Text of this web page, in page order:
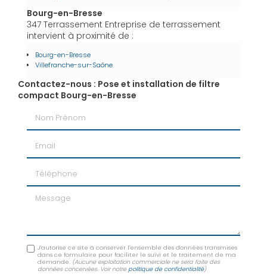
Bourg-en-Bresse
347 Terrassement Entreprise de terrassement
intervient à proximité de :
Bourg-en-Bresse
Villefranche-sur-Saône
Contactez-nous : Pose et installation de filtre
compact Bourg-en-Bresse
Téléphone
Message
J'autorise ce site à conserver l'ensemble des données transmises
dans ce formulaire pour faciliter le suivi et le traitement de ma
demande. (Aucune exploitation commerciale ne sera faite des
données concervées. Voir notrepolitique de confidentialité)